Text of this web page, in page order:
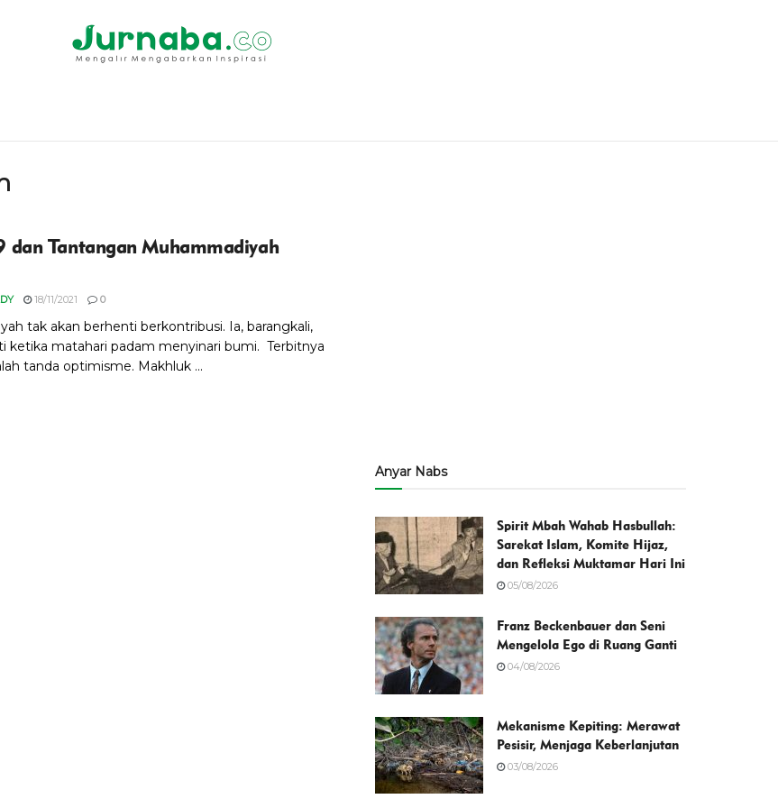
dan Tantangan Muhammadiyah
18/11/2021 0
tak akan berhenti berkontribusi. Ia, barangkali,
ketika matahari padam menyinari bumi. Terbitnya
tanda optimisme. Makhluk ...
Anyar Nabs
Spirit Mbah Wahab Hasbullah:
Sarekat Islam, Komite Hijaz,
dan Refleksi Muktamar Hari Ini
05/08/2026
Franz Beckenbauer dan Seni
Mengelola Ego di Ruang Ganti
04/08/2026
Mekanisme Kepiting: Merawat
Pesisir, Menjaga Keberlanjutan
03/08/2026